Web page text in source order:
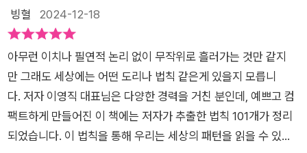
오는 것이니 먼저 이해하고자 한다면 놓치지 말고 읽어보시라 말
씀드리고 싶다.#세상읽기시크릿법칙101 #이영직 #스마트비즈
니스 #교양 #실천적교양 #생산적교양 #서평단 #도서협찬 @ch
ae_seongmo @smartbusiness_book
게 풀어냈다는 점이다. ​​자연과학, 경제, 사회학 등 다양한 분야를
넘나들며 법칙들의 원리를 설명하면서도, 그 이면에 숨겨진 메시
험을 바탕으로 독창적이고 통찰력 있는 시각을 제시한다. ​​그의 서
술은 간결하면서도 핵심을 정확히 짚어내며 호기심을 자극하여 1
01가지 법칙을 자연스레 습득하도록 풀어낸다. ​​복잡해 보이는 개
념도 그의 설명을 통해 일상과 연결되며, 자연스럽게 이해할 수
있게 된다.​『세상 읽기 시크릿, 법칙 101』은 새로운 사고의 틀을
있는 최고의 지표가 될 수 있기 때문이다. 이와 같이 나 자신을 만
드는데 절대로 남이 해주는 것이 아닌 나 스스로가 개척하고 만들
응원한다.하지만 이렇게 열심히 노력함에도 불구하고 인생의 과
정에서 잘 안 풀리기도 하고, 실패할 수도 있다는 점이다. 이럴 경
우에는 절대 실망할 필요가 없다는 점이다. 하나의 과정에서 일어
나는 시련이라 생각한다면 오히려 더 좋은 기회가 될 수 있기 때
문이다. 혹시나 다음과 같은 생각을 하는 사람들이 있다면 이 좋
빙혈 2024-12-18
아무런 이치나 필연적 논리 없이 무작위로 흘러가는 것만 같지
만 그래도 세상에는 어떤 도리나 법칙 같은게 있을지 모릅니
다. 저자 이영직 대표님은 다양한 경력을 거친 분인데, 예쁘고 컴
팩트하게 만들어진 이 책에는 저자가 추출한 법칙 101개가 정리
되었습니다. 이 법칙을 통해 우리는 세상의 패턴을 읽을 수 있